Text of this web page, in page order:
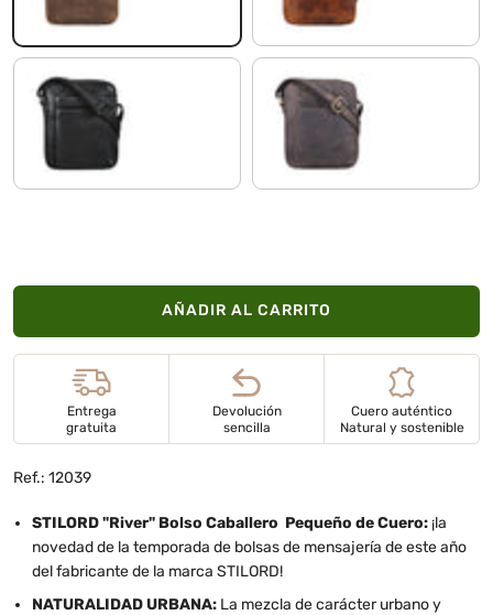
marrón oscuro
AÑADIR AL CARRITO
Entrega
gratuita
Devolución
sencilla
Cuero auténtico
Natural y sostenible
Ref.: 12039
STILORD "River" Bolso Caballero Pequeño de Cuero:¡la
novedad de la temporada de bolsas de mensajería de este año
del fabricante de la marca STILORD!
NATURALIDAD URBANA: La mezcla de carácter urbano y